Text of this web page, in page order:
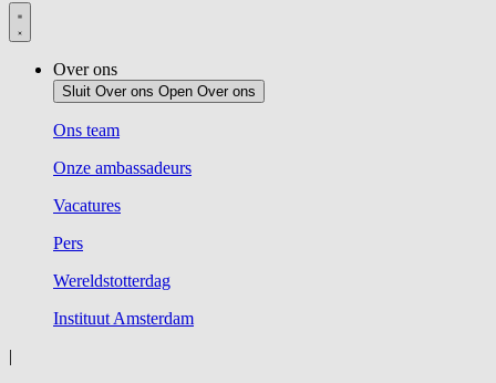
Over ons
Sluit Over ons Open Over ons
Ons team
Onze ambassadeurs
Vacatures
Pers
Wereldstotterdag
Instituut Amsterdam
|